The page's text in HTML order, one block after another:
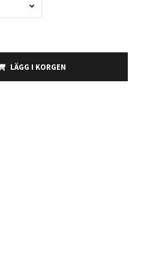
LÄGG I KORGEN